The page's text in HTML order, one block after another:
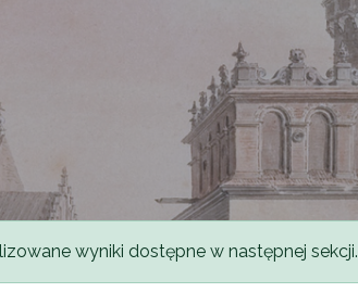
wyniki dostępne w następnej sekcji.